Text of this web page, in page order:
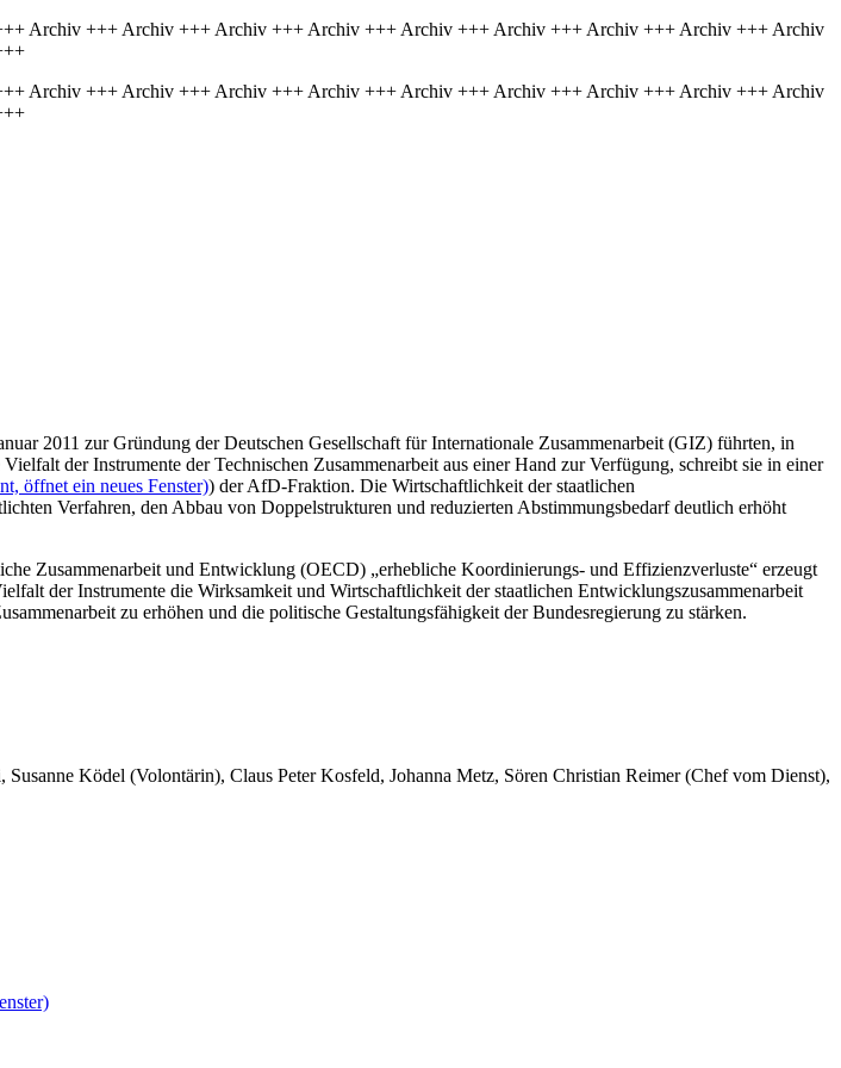
Archiv +++ Archiv +++ Archiv +++ Archiv +++ Archiv +++ Archiv +++ Archiv +++ Archiv +++ Archiv
Archiv +++ Archiv +++ Archiv +++ Archiv +++ Archiv +++ Archiv +++ Archiv +++ Archiv +++ Archiv
2011 zur Gründung der Deutschen Gesellschaft für Internationale Zusammenarbeit (GIZ) führten, in
der Instrumente der Technischen Zusammenarbeit aus einer Hand zur Verfügung, schreibt sie in einer
öffnet ein neues Fenster)) der AfD-Fraktion. Die Wirtschaftlichkeit der staatlichen
Verfahren, den Abbau von Doppelstrukturen und reduzierten Abstimmungsbedarf deutlich erhöht
Zusammenarbeit und Entwicklung (OECD) „erhebliche Koordinierungs- und Effizienzverluste“ erzeugt
der Instrumente die Wirksamkeit und Wirtschaftlichkeit der staatlichen Entwicklungszusammenarbeit
zu erhöhen und die politische Gestaltungsfähigkeit der Bundesregierung zu stärken.
Susanne Ködel (Volontärin), Claus Peter Kosfeld, Johanna Metz, Sören Christian Reimer (Chef vom Dienst),